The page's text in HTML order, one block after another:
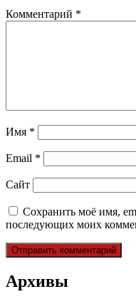
Комментарий *
Имя *
Email *
Сайт
Сохранить моё имя,
последующих моих
Архивы